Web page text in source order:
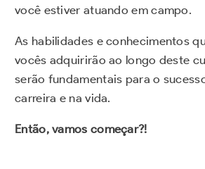
você estiver atuando em campo.
As habilidades e conhecimentos
vocês adquirirão ao longo deste
serão fundamentais para o
carreira e na vida.
Então, vamos começar?!